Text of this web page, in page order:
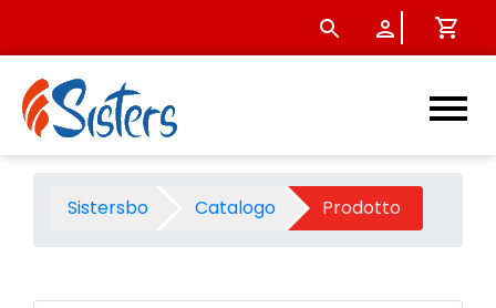
Palla gonfiabile avengers
Sistersbo Catalogo Prodotto